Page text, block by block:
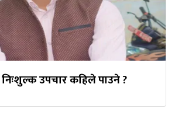
उपचार कहिले पाउने ?